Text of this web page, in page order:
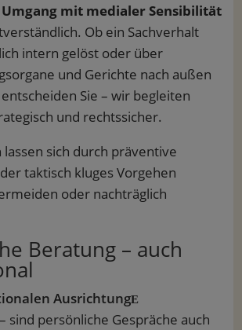
mit medialer Sensibilität
Ob ein Sachverhalt
intern gelöst oder über
und Gerichte nach außen
Sie – wir begleiten
und rechtssicher.
lassen sich durch präventive
taktisch kluges Vorgehen
oder nachträglich
Beratung – auch
Ausrichtung
sind persönliche Gespräche auch